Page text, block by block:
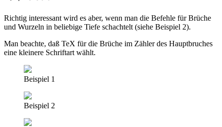
Richtig interessant wird es aber, wenn man die Befehle für Brüche
und Wurzeln in beliebige Tiefe schachtelt (siehe Beispiel 2).
Man beachte, daß TeX für die Brüche im Zähler des Hauptbruches
eine kleinere Schriftart wählt.
Beispiel 1
Beispiel 2